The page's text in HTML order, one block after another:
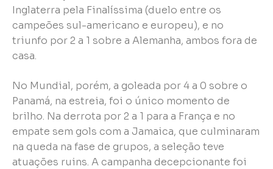
Inglaterra pela Finalíssima (duelo entre os
campeões sul-americano e europeu), e no
triunfo por 2 a 1 sobre a Alemanha, ambos fora de
casa.
No Mundial, porém, a goleada por 4 a 0 sobre o
Panamá, na estreia, foi o único momento de
brilho. Na derrota por 2 a 1 para a França e no
empate sem gols com a Jamaica, que culminaram
na queda na fase de grupos, a seleção teve
atuações ruins. A campanha decepcionante foi